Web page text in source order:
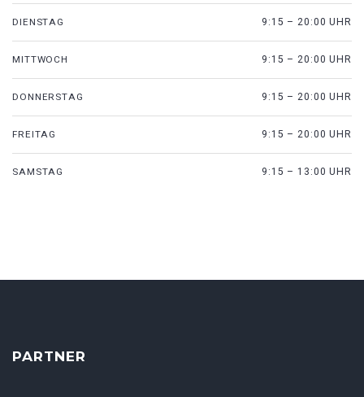
DIENSTAG 9:15 – 20:00 UHR
MITTWOCH 9:15 – 20:00 UHR
DONNERSTAG 9:15 – 20:00 UHR
FREITAG 9:15 – 20:00 UHR
SAMSTAG 9:15 – 13:00 UHR
PARTNER